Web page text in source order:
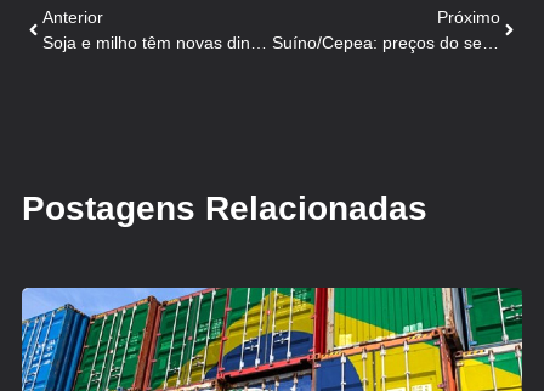
Anterior
Próximo
Suíno/Cepea: preços do setor seguem na estabilidade desde a terceira semana de agosto
Postagens Relacionadas